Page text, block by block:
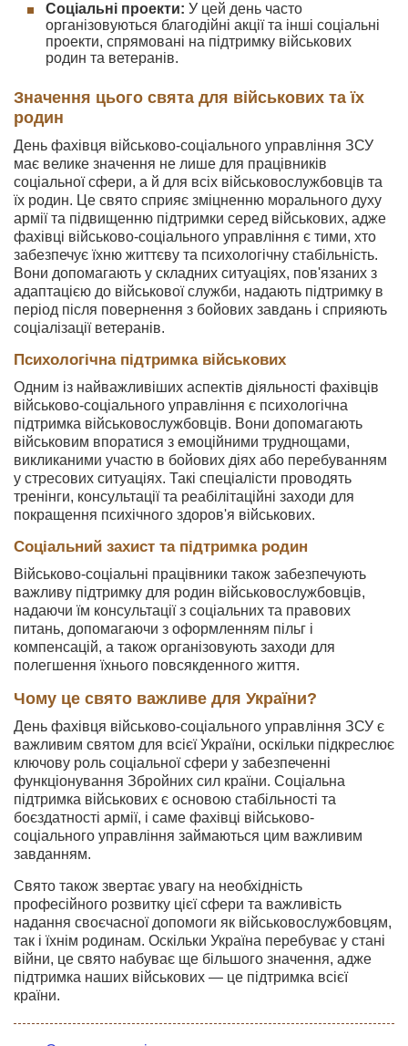
Соціальні проекти: У цей день часто
організовуються благодійні акції та інші соціальні
проекти, спрямовані на підтримку військових
родин та ветеранів.
Значення цього свята для військових та їх
родин
День фахівця військово-соціального управління ЗСУ
має велике значення не лише для працівників
соціальної сфери, а й для всіх військовослужбовців та
їх родин. Це свято сприяє зміцненню морального духу
армії та підвищенню підтримки серед військових, адже
фахівці військово-соціального управління є тими, хто
забезпечує їхню життєву та психологічну стабільність.
Вони допомагають у складних ситуаціях, пов'язаних з
адаптацією до військової служби, надають підтримку в
період після повернення з бойових завдань і сприяють
соціалізації ветеранів.
Психологічна підтримка військових
Одним із найважливіших аспектів діяльності фахівців
військово-соціального управління є психологічна
підтримка військовослужбовців. Вони допомагають
військовим впоратися з емоційними труднощами,
викликаними участю в бойових діях або перебуванням
у стресових ситуаціях. Такі спеціалісти проводять
тренінги, консультації та реабілітаційні заходи для
покращення психічного здоров'я військових.
Соціальний захист та підтримка родин
Військово-соціальні працівники також забезпечують
важливу підтримку для родин військовослужбовців,
надаючи їм консультації з соціальних та правових
питань, допомагаючи з оформленням пільг і
компенсацій, а також організовують заходи для
полегшення їхнього повсякденного життя.
Чому це свято важливе для України?
День фахівця військово-соціального управління ЗСУ є
важливим святом для всієї України, оскільки підкреслює
ключову роль соціальної сфери у забезпеченні
функціонування Збройних сил країни. Соціальна
підтримка військових є основою стабільності та
боєздатності армії, і саме фахівці військово-
соціального управління займаються цим важливим
завданням.
Свято також звертає увагу на необхідність
професійного розвитку цієї сфери та важливість
надання своєчасної допомоги як військовослужбовцям,
так і їхнім родинам. Оскільки Україна перебуває у стані
війни, це свято набуває ще більшого значення, адже
підтримка наших військових — це підтримка всієї
країни.